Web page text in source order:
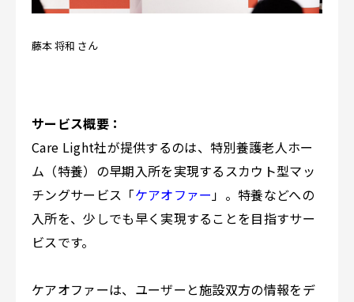
藤本 将和 さん
サービス概要：
Care Light社が提供するのは、特別養護老人ホー
ム（特養）の早期入所を実現するスカウト型マッ
チングサービス「ケアオファー」。特養などへの
入所を、少しでも早く実現することを目指すサー
ビスです。
ケアオファーは、ユーザーと施設双方の情報をデ